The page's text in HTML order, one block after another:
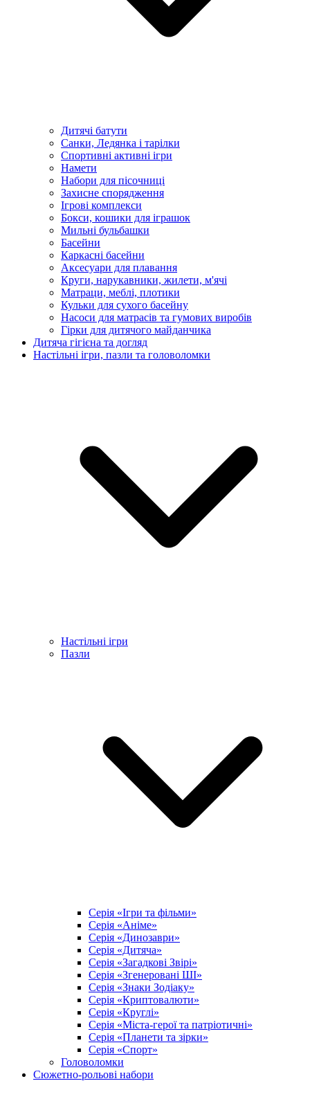
Дитячі батути
Санки, Ледянка і тарілки
Спортивні активні ігри
Намети
Набори для пісочниці
Захисне спорядження
Ігрові комплекси
Бокси, кошики для іграшок
Мильні бульбашки
Басейни
Каркасні басейни
Аксесуари для плавання
Круги, нарукавники, жилети, м'ячі
Матраци, меблі, плотики
Кульки для сухого басейну
Насоси для матрасів та гумових виробів
Гірки для дитячого майданчика
Дитяча гігієна та догляд
Настільні ігри, пазли та головоломки
Настільні ігри
Пазли
Серія «Ігри та фільми»
Серія «Аніме»
Серія «Динозаври»
Серія «Дитяча»
Серія «Загадкові Звірі»
Серія «Згенеровані ШІ»
Серія «Знаки Зодіаку»
Серія «Криптовалюти»
Серія «Круглі»
Серія «Міста-герої та патріотичні»
Серія «Планети та зірки»
Серія «Спорт»
Головоломки
Сюжетно-рольові набори